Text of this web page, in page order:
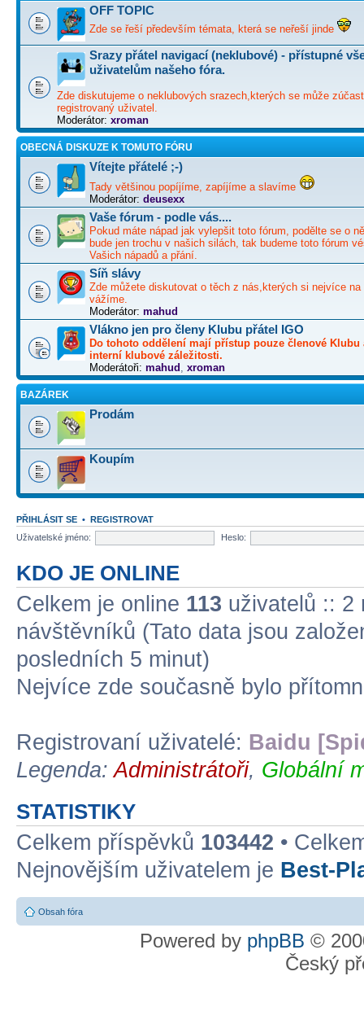
OFF TOPIC
Zde se řeší především témata, která se neřeší jinde
Srazy přátel navigací (neklubové) - přístupné
uživatelům našeho fóra.
Zde diskutujeme o neklubových srazech,kterých se může
registrovaný uživatel.
Moderátor: xroman
OBECNÁ DISKUZE K TOMUTO FÓRU
Vítejte přátelé ;-)
Tady většinou popíjíme, zapíjíme a slavíme
Moderátor: deusexx
Vaše fórum - podle vás....
Pokud máte nápad jak vylepšit toto fórum, podělte se o
bude jen trochu v našich silách, tak budeme toto fórum
Vašich nápadů a přání.
Síň slávy
Zde můžete diskutovat o těch z nás,kterých si nejvíce na
vážíme.
Moderátor: mahud
Vlákno jen pro členy Klubu přátel IGO
Do tohoto oddělení mají přístup pouze členové Klubu
interní klubové záležitosti.
Moderátoři: mahud xroman
BAZÁREK
Prodám
Koupím
PŘIHLÁSIT SE • REGISTROVAT
Uživatelské jméno:
Heslo:
KDO JE ONLINE
Celkem je online 113 uživatelů :: 2
návštěvníků (Tato data jsou
posledních 5 minut)
Nejvíce zde současně bylo
Registrovaní uživatelé: Baidu
Legenda:Administrátoři, Globální
STATISTIKY
Celkem příspěvků 103442 •
Nejnovějším uživatelem je Best-
Obsah fóra
Powered by phpBB ©
Český